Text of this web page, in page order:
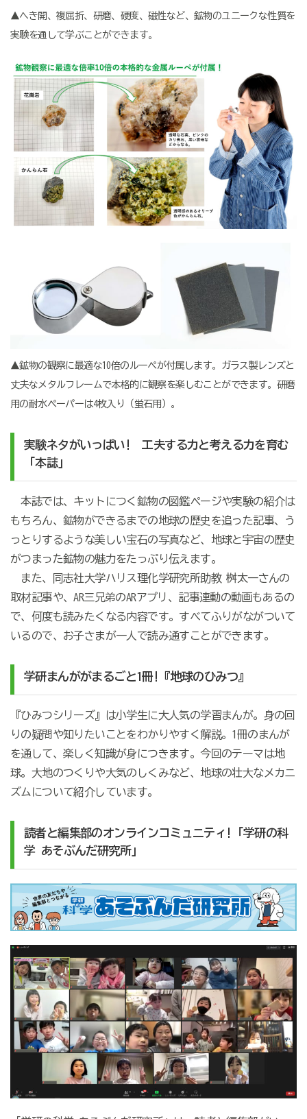
▲へき開、複屈折、研磨、硬度、磁性など、鉱物のユニークな性質を
実験を通して学ぶことができます。
▲鉱物の観察に最適な10倍のルーペが付属します。ガラス製レンズと
丈夫なメタルフレームで本格的に観察を楽しむことができます。研磨
用の耐水ペーパーは4枚入り（蛍石用）。
実験ネタがいっぱい! 工夫する力と考える力を育む
「本誌」
本誌では、キットにつく鉱物の図鑑ページや実験の紹介は
もちろん、鉱物ができるまでの地球の歴史を追った記事、う
っとりするような美しい宝石の写真など、地球と宇宙の歴史
がつまった鉱物の魅力をたっぷり伝えます。
また、同志社大学ハリス理化学研究所助教 桝太一さんの
取材記事や、AR三兄弟のARアプリ、記事連動の動画もあるの
で、何度も読みたくなる内容です。すべてふりがながついて
いるので、お子さまが一人で読み通すことができます。
学研まんががまるごと1冊!『地球のひみつ』
『ひみつシリーズ』は小学生に大人気の学習まんが。身の回
りの疑問や知りたいことをわかりやすく解説。1冊のまんが
を通して、楽しく知識が身につきます。今回のテーマは地
球。大地のつくりや大気のしくみなど、地球の壮大なメカニ
ズムについて紹介しています。
読者と編集部のオンラインコミュニティ!「学研の科
学 あそぶんだ研究所」